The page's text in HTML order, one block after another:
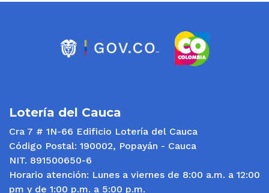
Lotería del Cauca
Cra 7 # 1N-66 Edificio Lotería del Cauca
Código Postal: 190002, Popayán - Cauca
NIT. 891500650-6
Horario atención: Lunes a viernes de 8:00 a.m. a 12:00
pm y de 1:00 p.m. a 5:00 p.m.